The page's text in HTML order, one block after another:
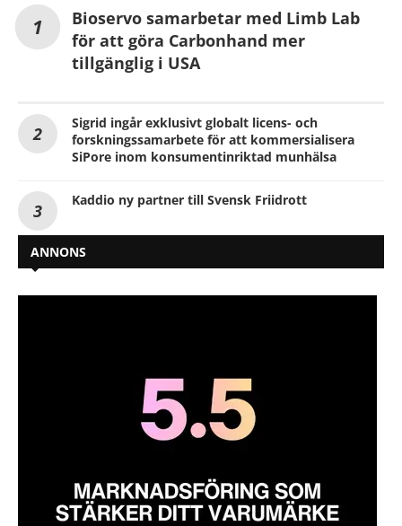
Bioservo samarbetar med Limb Lab
för att göra Carbonhand mer
tillgänglig i USA
Sigrid ingår exklusivt globalt licens- och
forskningssamarbete för att kommersialisera
SiPore inom konsumentinriktad munhälsa
Kaddio ny partner till Svensk Friidrott
ANNONS